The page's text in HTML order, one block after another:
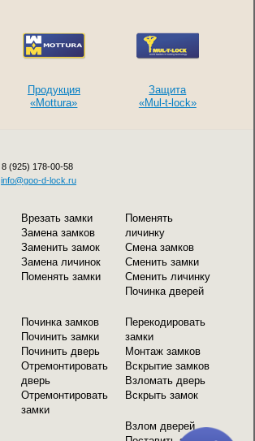
Продукция
«Mottura»
Защита
«Mul-t-lock»
8 (925) 178-00-58
info@goo-d-lock.ru
Врезать замки
Замена замков
Заменить замок
Замена личинок
Поменять замки
Поменять
личинку
Смена замков
Сменить замки
Сменить личинку
Починка дверей
Починка замков
Починить замки
Починить дверь
Отремонтировать
дверь
Отремонтировать
замки
Перекодировать
замки
Монтаж замков
Вскрытие замков
Взломать дверь
Вскрыть замок
Взлом дверей